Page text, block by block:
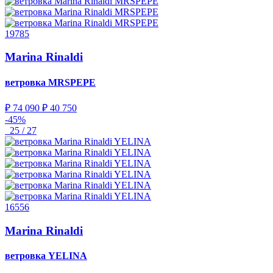
19785
Marina Rinaldi
ветровка MRSPEPE
₽ 74 090 ₽ 40 750
-45%
25 / 27
16556
Marina Rinaldi
ветровка YELINA